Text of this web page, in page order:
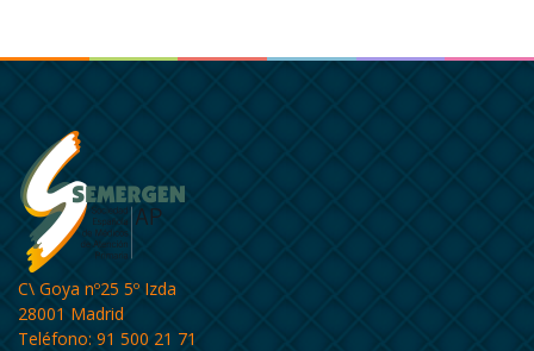
C\ Goya nº25 5º Izda
28001 Madrid
Teléfono: 91 500 21 71